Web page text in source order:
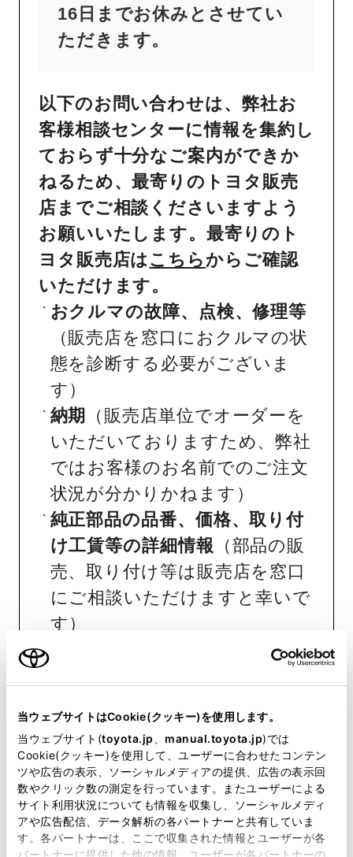
当ウェブサイトはCookie(クッキー)を使用します。
当ウェブサイト(toyota.jp manual.toyota.jp)では
Cookie(クッキー)を使用して、ユーザーに合わせたコンテン
ツや広告の表示、ソーシャルメディアの提供、広告の表示回
数やクリック数の測定を行っています。またユーザーによる
サイト利用状況についても情報を収集し、ソーシャルメディ
アや広告配信、データ解析の各パートナーと共有していま
す。各パートナーは、ここで収集された情報とユーザーが各
パートナーに提供した他の情報、ユーザーが各パートナーの
16日までお休みとさせてい
ただきます。
以下のお問い合わせは、弊社お
客様相談センターに情報を集約し
ておらず十分なご案内ができか
ねるため、最寄りのトヨタ販売
店までご相談くださいますよう
お願いいたします。最寄りのト
ヨタ販売店はこちら からご確認
いただけます。
おクルマの故障、点検、修理等
（販売店を窓口におクルマの状
態を診断する必要がございま
す）
納期
（販売店単位でオーダーを
いただいておりますため、弊社
ではお客様のお名前でのご注文
状況が分かりかねます）
純正部品の品番、価格、取り付
け工賃等の詳細情報 （部品の販
売、取り付け等は販売店を窓口
にご相談いただけますと幸いで
す）
トヨタ販売店へのお問い合わせ
おクルマに関するお問い合わせ
は、自動車検査証（車検証）をご
用意いただくとスムーズな対応
が可能です。